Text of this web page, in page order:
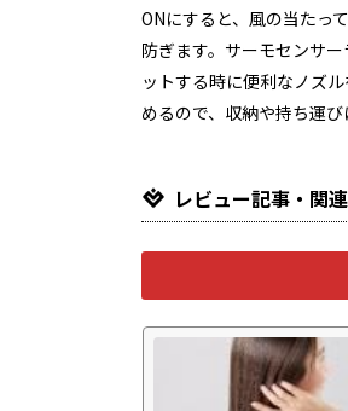
ONにすると、風の当たっ
防ぎます。サーモセンサ
ットする時に便利なノズ
めるので、収納や持ち運び
レビュー記事・関